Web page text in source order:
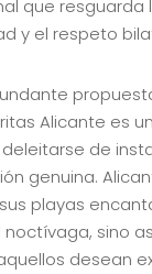
que resguarda
y el respeto
Alicante es
de
genuina.
playas
sino
desean